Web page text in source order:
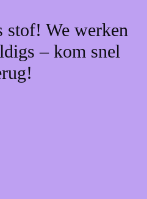
stof! We werken
– kom snel